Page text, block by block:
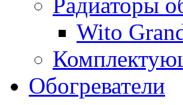
Wito
Обогреватели